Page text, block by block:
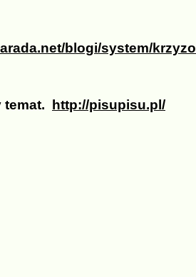
blogi/system/
temat. http://pisupisu.pl/